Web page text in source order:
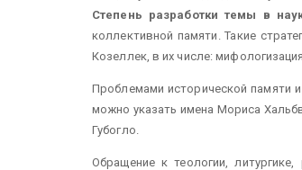
Степень разработки темы в
коллективной памяти. Такие
Козеллек, в их числе:
Проблемами исторической памяти
можно указать имена Мориса
Губогло.
Обращение к теологии,